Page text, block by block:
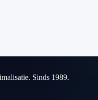
Sinds 1989.